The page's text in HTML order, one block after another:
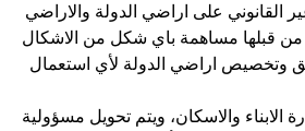
غير القانوني على اراضي الدولة والاراضي
من قبلها مساهمة باي شكل من الاشكال
وتخصيص اراضي الدولة لأي استعمال
الابناء والاسكان، ويتم تحويل مسؤولية